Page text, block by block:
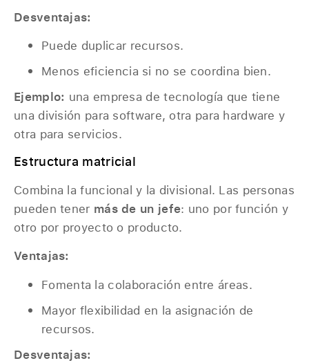
Desventajas:
Puede duplicar recursos.
Menos eficiencia si no se coordina bien.
Ejemplo: una empresa de tecnología que tiene
una división para software, otra para hardware y
otra para servicios.
Estructura matricial
Combina la funcional y la divisional. Las personas
pueden tener más de un jefe: uno por función y
otro por proyecto o producto.
Ventajas:
Fomenta la colaboración entre áreas.
Mayor flexibilidad en la asignación de
recursos.
Desventajas: